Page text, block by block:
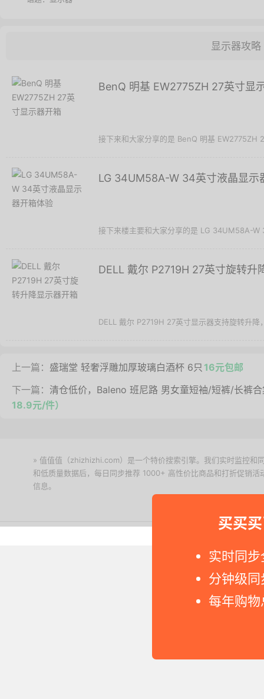
买买
实时同
分钟级
每年购
显示器攻略
BenQ 明基 EW2775ZH 27英寸显
接下来和大家分享的是 BenQ 明基 EW2775ZH
LG 34UM58A-W 34英寸液晶显示
接下来楼主要和大家分享的是 LG 34UM58A-W
DELL 戴尔 P2719H 27英寸旋转升
DELL 戴尔 P2719H 27英寸显示器支持旋转升
上一篇： 盛瑞堂 轻奢浮雕加厚玻璃白酒杯 6只 16元包邮
下一篇： 清仓低价，Baleno 班尼路 男女童短袖/短裤/长裤
18.9元/件）
» 值值值（zhizhizhi.com）是一个特价搜索引擎。我们实时监控和
和低质量数据后，每日同步推荐 1000+ 高性价比商品和打折促销
信息。